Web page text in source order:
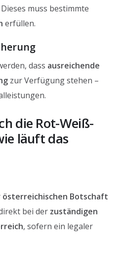
muss bestimmte
erfüllen.
dass ausreichende
zur Verfügung stehen –
die Rot-Weiß-
läuft das
österreichischen Botschaft
bei der zuständigen
, sofern ein legaler